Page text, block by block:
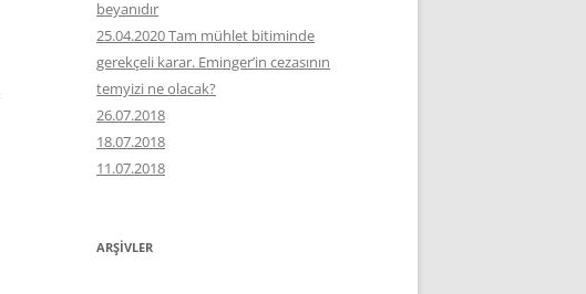
beyanıdır
25.04.2020 Tam mühlet bitiminde
gerekçeli karar. Eminger’in cezasının
temyizi ne olacak?
26.07.2018
18.07.2018
11.07.2018
ARŞIVLER